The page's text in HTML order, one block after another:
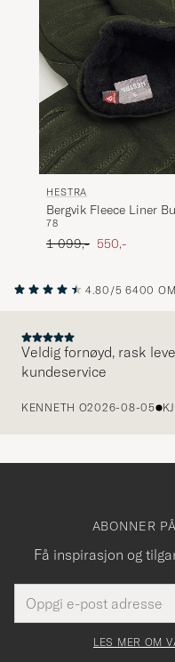
HESTRA
Bergvik Fleece Liner
Nubuck Glove Bottle
78
Ordinær pris
1 099,- Nedsatt pris
550,-
4.80/5 6400
Veldig fornøyd, rask
kundeservice
KENNETH O2026-08-05
ABONNER
Få inspirasjon og
postadresse
felt
Tack
för
LES MER OM